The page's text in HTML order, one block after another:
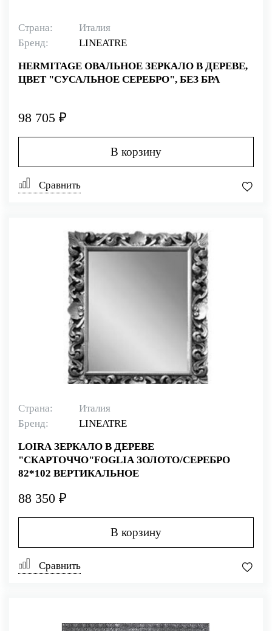
Страна:
Италия
Бренд:
LINEATRE
HERMITAGE ОВАЛЬНОЕ ЗЕРКАЛО В ДЕРЕВЕ,
ЦВЕТ "СУСАЛЬНОЕ СЕРЕБРО", БЕЗ БРА
98 705 ₽
В корзину
Сравнить
Страна:
Италия
Бренд:
LINEATRE
LOIRA ЗЕРКАЛО В ДЕРЕВЕ
"СКАРТОЧЧО"FOGLIA ЗОЛОТО/СЕРЕБРО
82*102 ВЕРТИКАЛЬНОЕ
88 350 ₽
В корзину
Сравнить